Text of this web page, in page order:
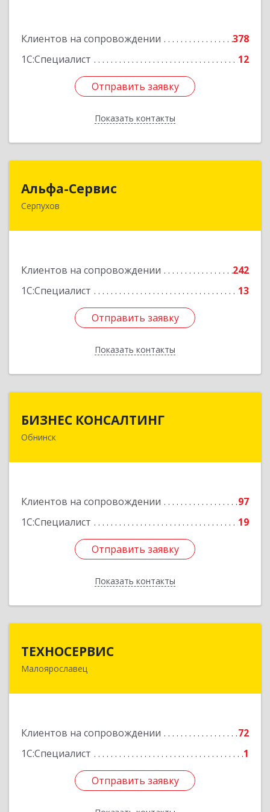
Клиентов на сопровождении
378
1С:Специалист
12
Отправить заявку
Показать контакты
Отправить заявку
Назад
Альфа-Сервис
Серпухов
Клиентов на сопровождении
242
1С:Специалист
13
Отправить заявку
Показать контакты
Отправить заявку
Назад
БИЗНЕС КОНСАЛТИНГ
Обнинск
Клиентов на сопровождении
97
1С:Специалист
19
Отправить заявку
Показать контакты
249032, Калужская обл, Обнинск г, Курчатова ул,
Отправить заявку
Назад
ТЕХНОСЕРВИС
Малоярославец
Клиентов на сопровождении
72
1С:Специалист
1
Отправить заявку
249094, Калужская обл, Малоярославецкий р-н,
Отправить заявку